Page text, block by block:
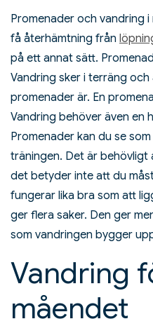
Promenader och vandring
få återhämtning från
på ett annat sätt.
Vandring sker i terräng
promenader är. En
Vandring behöver även en
Promenader kan du se
träningen. Det är behövligt
det betyder inte att du
fungerar lika bra som att
ger flera saker. Den ger
som vandringen bygger
Vandring
måendet